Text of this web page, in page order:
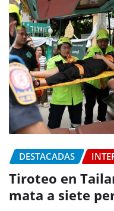
DESTACADAS
Tiroteo en
mata a siete